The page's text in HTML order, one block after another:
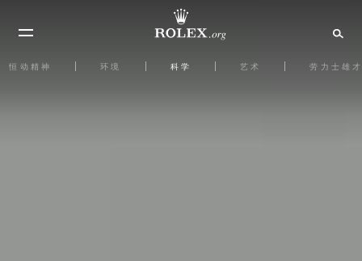
恒动精神 环境 科学 艺术 劳力士雄